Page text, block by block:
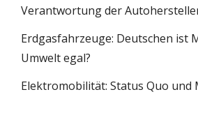
Verantwortung der
Erdgasfahrzeuge: Deutschen ist
Umwelt egal?
Elektromobilität: Status Quo